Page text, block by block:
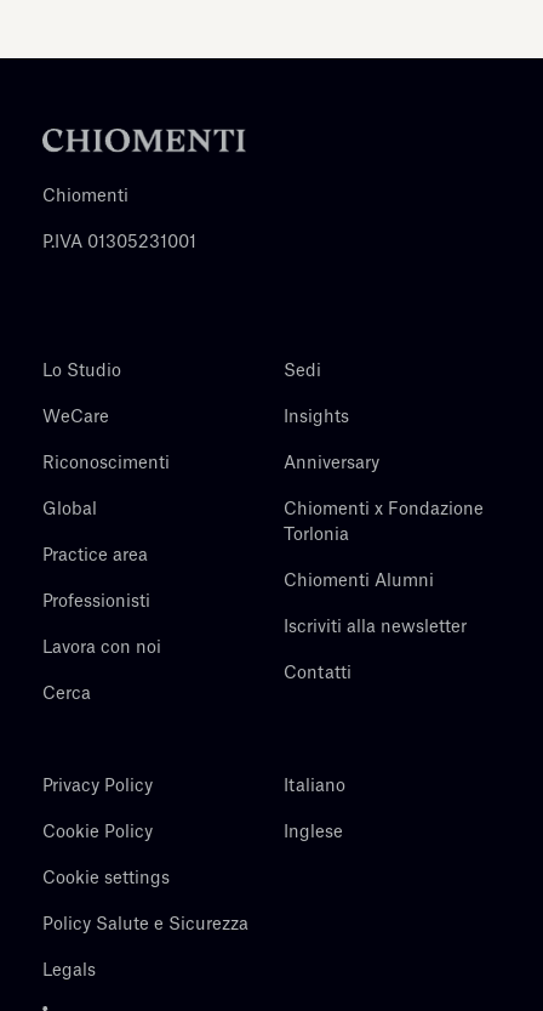
Chiomenti
P.IVA 01305231001
Lo Studio
WeCare
Riconoscimenti
Global
Practice area
Professionisti
Lavora con noi
Cerca
Sedi
Insights
Anniversary
Chiomenti x Fondazione
Torlonia
Chiomenti Alumni
Iscriviti alla newsletter
Contatti
Privacy Policy
Cookie Policy
Cookie settings
Policy Salute e Sicurezza
Legals
Italiano
Inglese